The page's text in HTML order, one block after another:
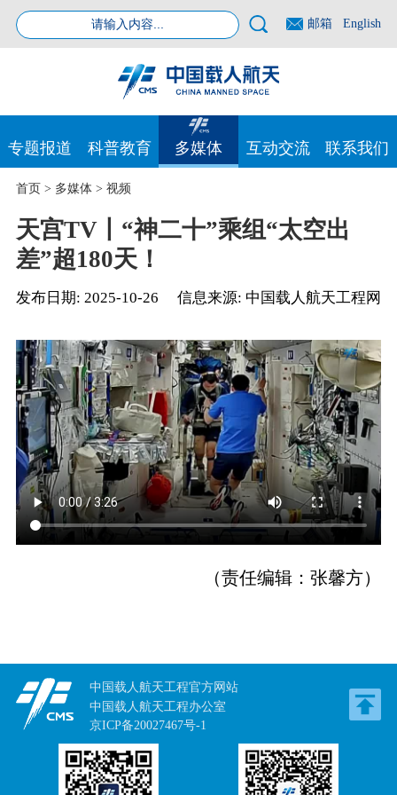
邮箱 English
专题报道 科普教育 多媒体 互动交流 联系我们
首页> 多媒体> 视频
天宫TV丨“神二十”乘组“太空出
差”超180天！
发布日期: 2025-10-26 信息来源: 中国载人航天工程网
（责任编辑：张馨方）
中国载人航天工程官方网站
中国载人航天工程办公室
京ICP备20027467号-1